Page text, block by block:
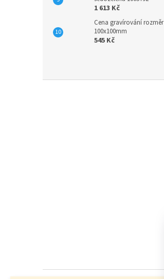
1 613 Kč
Cena gravírování rozměr
100x100mm
545 Kč